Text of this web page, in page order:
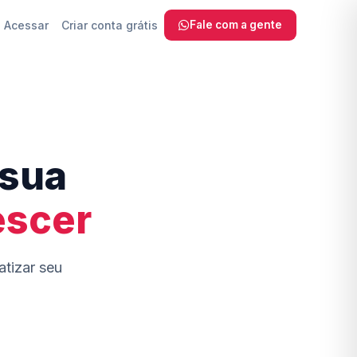
IA
Acessar Criar conta grátis Fale com a gente
seu